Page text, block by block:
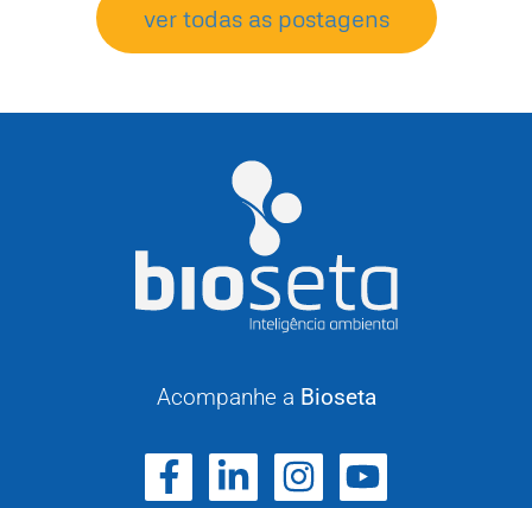
ver todas as postagens
Acompanhe a Bioseta